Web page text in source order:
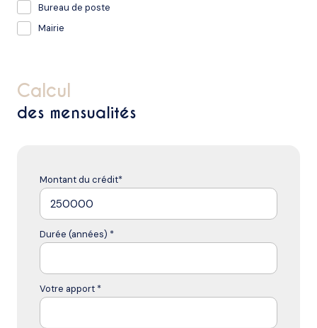
Bureau de poste
Mairie
calcul
des mensualités
Montant du crédit*
Durée (années) *
Votre apport *